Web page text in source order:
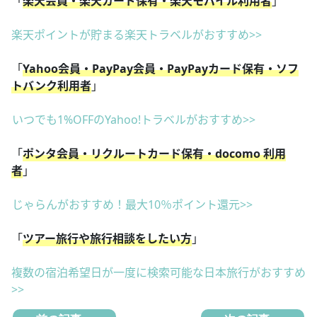
楽天ポイントが貯まる楽天トラベルがおすすめ>>
「Yahoo会員・PayPay会員・PayPayカード保有・ソフ
トバンク利用者」
いつでも1%OFFのYahoo!トラベルがおすすめ>>
「ポンタ会員・リクルートカード保有・docomo 利用
者」
じゃらんがおすすめ！最大10％ポイント還元>>
「ツアー旅行や旅行相談をしたい方」
複数の宿泊希望日が一度に検索可能な日本旅行がおすすめ
>>